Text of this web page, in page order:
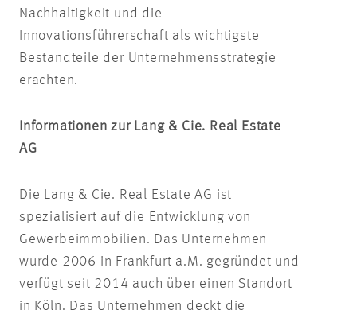
Nachhaltigkeit und die
Innovationsführerschaft als wichtigste
Bestandteile der Unternehmensstrategie
erachten.
Informationen zur Lang & Cie. Real Estate
AG
Die Lang & Cie. Real Estate AG ist
spezialisiert auf die Entwicklung von
Gewerbeimmobilien. Das Unternehmen
wurde 2006 in Frankfurt a.M. gegründet und
verfügt seit 2014 auch über einen Standort
in Köln. Das Unternehmen deckt die